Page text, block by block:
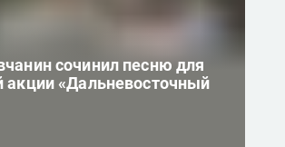
сочинил песню для
акции «Дальневосточный